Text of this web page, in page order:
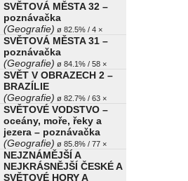
SVĚTOVÁ MĚSTA 32 –
poznávačka
(Geografie) ø 82.5% / 4 ×
SVĚTOVÁ MĚSTA 31 –
poznávačka
(Geografie) ø 84.1% / 58 ×
SVĚT V OBRAZECH 2 –
BRAZÍLIE
(Geografie) ø 82.7% / 63 ×
SVĚTOVÉ VODSTVO –
oceány, moře, řeky a
jezera – poznávačka
(Geografie) ø 85.8% / 77 ×
NEJZNÁMĚJŠÍ A
NEJKRÁSNĚJŠÍ ČESKÉ A
SVĚTOVÉ HORY A